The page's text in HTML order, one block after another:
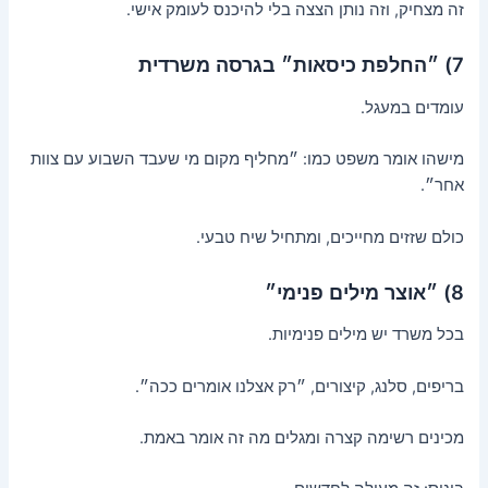
זה מצחיק, וזה נותן הצצה בלי להיכנס לעומק אישי.
7) ״החלפת כיסאות״ בגרסה משרדית
עומדים במעגל.
מישהו אומר משפט כמו: ״מחליף מקום מי שעבד השבוע עם צוות
אחר״.
כולם שזזים מחייכים, ומתחיל שיח טבעי.
8) ״אוצר מילים פנימי״
בכל משרד יש מילים פנימיות.
בריפים, סלנג, קיצורים, ״רק אצלנו אומרים ככה״.
מכינים רשימה קצרה ומגלים מה זה אומר באמת.